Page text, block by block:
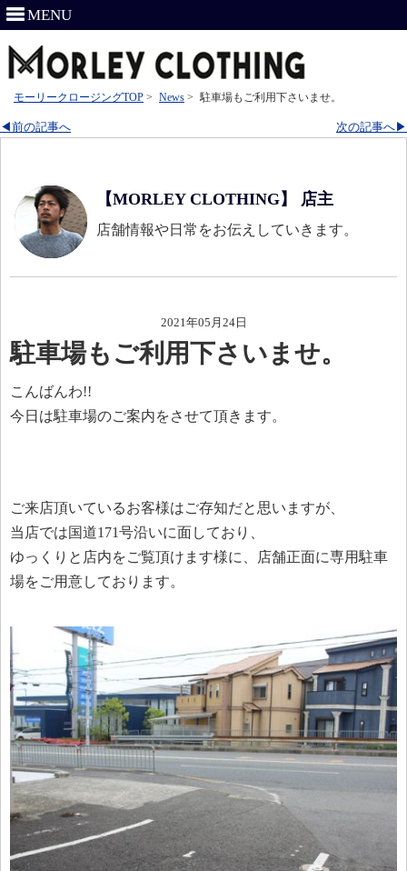
MENU
モーリークロージングTOP > News > 駐車場もご利用下さいませ。
次の記事へ▶
◀前の記事へ
【MORLEY CLOTHING】 店主
店舗情報や日常をお伝えしていきます。
2021年05月24日
駐車場もご利用下さいませ。
こんばんわ!!
今日は駐車場のご案内をさせて頂きます。
ご来店頂いているお客様はご存知だと思いますが、
当店では国道171号沿いに面しており、
ゆっくりと店内をご覧頂けます様に、店舗正面に専用駐車
場をご用意しております。